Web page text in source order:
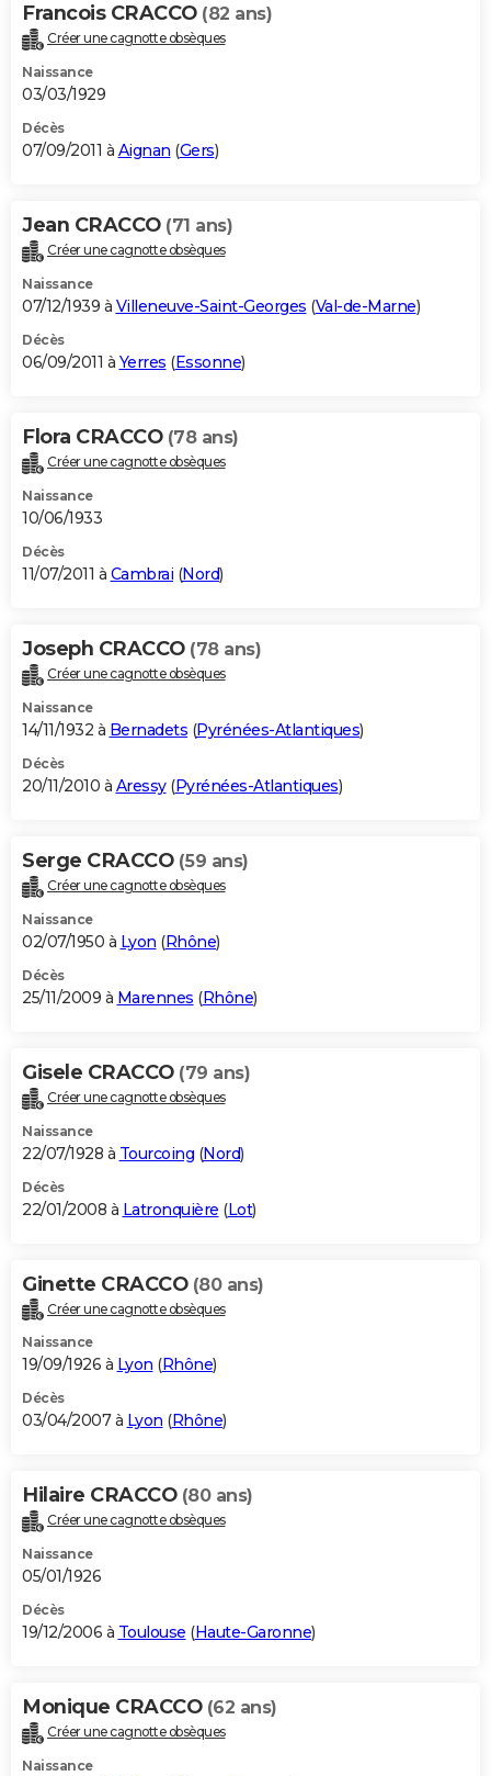
Francois CRACCO (82 ans)
Créer une cagnotte obsèques
Naissance
03/03/1929
Décès
07/09/2011 à Aignan (Gers)
Jean CRACCO (71 ans)
Créer une cagnotte obsèques
Naissance
07/12/1939 à Villeneuve-Saint-Georges (Val-de-Marne)
Décès
06/09/2011 à Yerres (Essonne)
Flora CRACCO (78 ans)
Créer une cagnotte obsèques
Naissance
10/06/1933
Décès
11/07/2011 à Cambrai (Nord)
Joseph CRACCO (78 ans)
Créer une cagnotte obsèques
Naissance
14/11/1932 à Bernadets (Pyrénées-Atlantiques)
Décès
20/11/2010 à Aressy(Pyrénées-Atlantiques)
Serge CRACCO (59 ans)
Créer une cagnotte obsèques
Naissance
02/07/1950 à Lyon (Rhône)
Décès
25/11/2009 à Marennes (Rhône)
Gisele CRACCO (79 ans)
Créer une cagnotte obsèques
Naissance
22/07/1928 à Tourcoing (Nord)
Décès
22/01/2008 à Latronquière (Lot)
Ginette CRACCO (80 ans)
Créer une cagnotte obsèques
Naissance
19/09/1926 à Lyon (Rhône)
Décès
03/04/2007 à Lyon (Rhône)
Hilaire CRACCO (80 ans)
Créer une cagnotte obsèques
Naissance
05/01/1926
Décès
19/12/2006 à Toulouse (Haute-Garonne)
Monique CRACCO (62 ans)
Créer une cagnotte obsèques
Naissance